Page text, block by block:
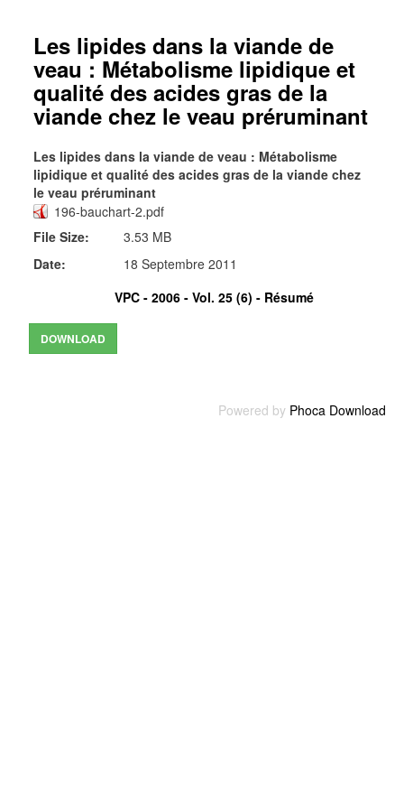
Les lipides dans la viande de
veau : Métabolisme lipidique et
qualité des acides gras de la
viande chez le veau préruminant
Les lipides dans la viande de veau : Métabolisme
lipidique et qualité des acides gras de la viande chez
le veau préruminant
196-bauchart-2.pdf
File Size:
3.53 MB
Date:
18 Septembre 2011
VPC - 2006 - Vol. 25 (6) - Résumé
Powered by Phoca Download